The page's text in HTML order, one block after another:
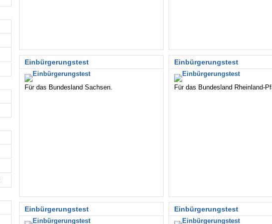
Einbürgerungstest
Für das Bundesland Sachsen.
Einbürgerungstest
Für das Bundesland Rheinland-
Einbürgerungstest Einbürgerungstest